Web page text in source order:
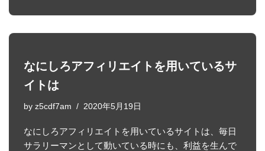
なにしろアフィリエイトを用いているサ
イトは
by z5cdf7am 2020年5月19日
なにしろアフィリエイトを用いているサイトは、毎日
サラリーマンとして動いている時にも、利益を生んで